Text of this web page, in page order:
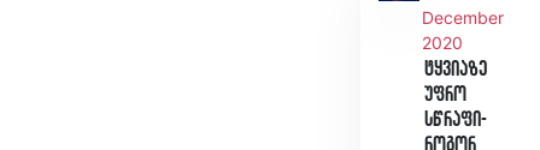
December
2020
ტყვიაზე
უფრო
სწრაფი-